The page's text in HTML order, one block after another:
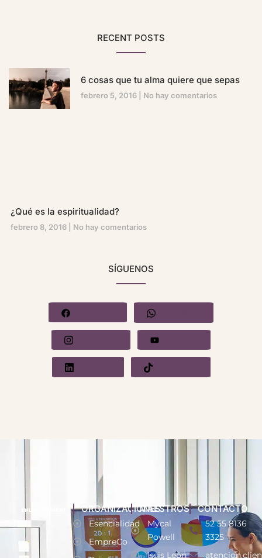
RECENT POSTS
6 cosas que tu alma quiere que sepas
febrero 5, 2016 No hay comentarios
¿Qué es la espiritualidad?
febrero 8, 2016 No hay comentarios
SÍGUENOS
Linkedin Whatsapp
ORGANIZACIONES
Esencialidad
EmpreCo
MAESTROS
Mycal
Powell
Issis León
CONTACTO
52 55 8136
3325